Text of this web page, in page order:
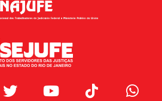
Twitter Youtube TikTok